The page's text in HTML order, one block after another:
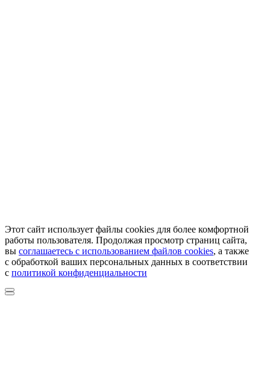
Этот сайт использует файлы cookies для более комфортной
работы пользователя. Продолжая просмотр страниц сайта,
вы соглашаетесь с использованием файлов cookies, а также
с обработкой ваших персональных данных в соответствии
с политикой конфиденциальности